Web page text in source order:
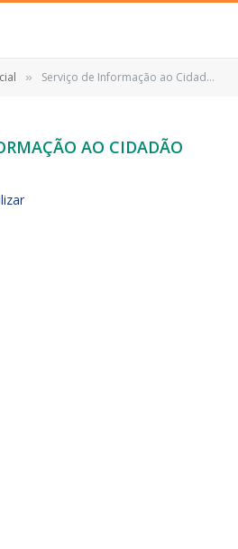
» Serviço de Informação ao Cidadão
AO CIDADÃO